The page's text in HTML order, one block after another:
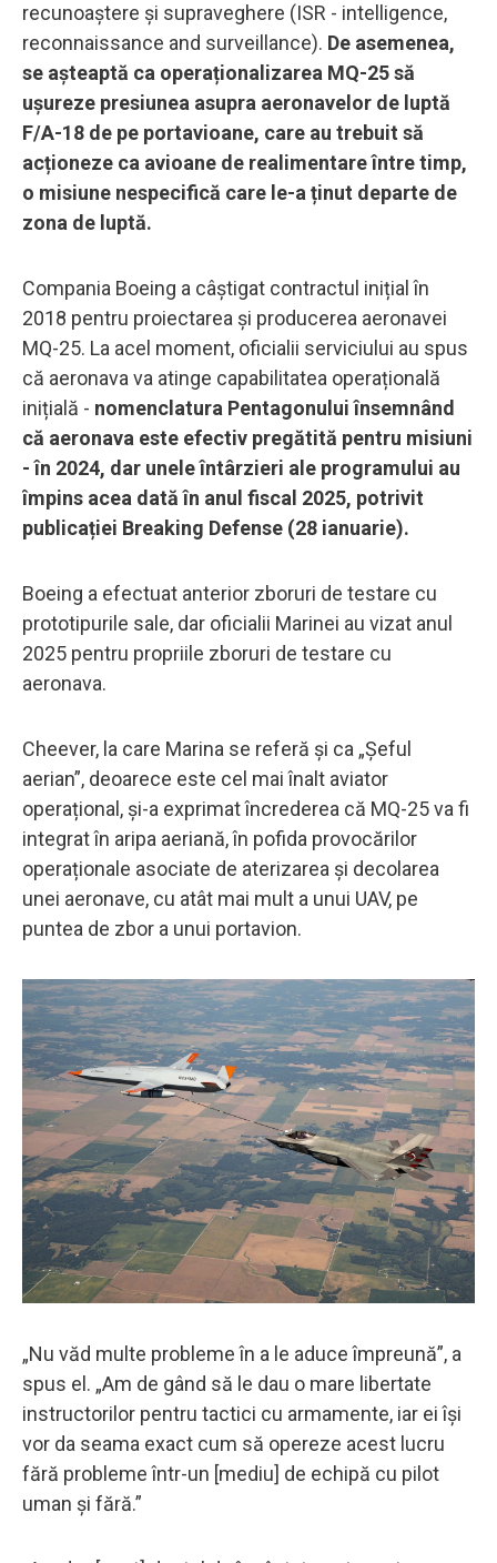
recunoaștere și supraveghere (ISR - intelligence,
reconnaissance and surveillance). De asemenea,
se așteaptă ca operaționalizarea MQ-25 să
ușureze presiunea asupra aeronavelor de luptă
F/A-18 de pe portavioane, care au trebuit să
acționeze ca avioane de realimentare între timp,
o misiune nespecifică care le-a ținut departe de
zona de luptă.
Compania Boeing a câștigat contractul inițial în
2018 pentru proiectarea și producerea aeronavei
MQ-25. La acel moment, oficialii serviciului au spus
că aeronava va atinge capabilitatea operațională
inițială - nomenclatura Pentagonului însemnând
că aeronava este efectiv pregătită pentru misiuni
- în 2024, dar unele întârzieri ale programului au
împins acea dată în anul fiscal 2025, potrivit
publicației Breaking Defense (28 ianuarie).
Boeing a efectuat anterior zboruri de testare cu
prototipurile sale, dar oficialii Marinei au vizat anul
2025 pentru propriile zboruri de testare cu
aeronava.
Cheever, la care Marina se referă și ca „Șeful
aerian”, deoarece este cel mai înalt aviator
operațional, și-a exprimat încrederea că MQ-25 va fi
integrat în aripa aeriană, în pofida provocărilor
operaționale asociate de aterizarea și decolarea
unei aeronave, cu atât mai mult a unui UAV, pe
puntea de zbor a unui portavion.
„Nu văd multe probleme în a le aduce împreună”, a
spus el. „Am de gând să le dau o mare libertate
instructorilor pentru tactici cu armamente, iar ei își
vor da seama exact cum să opereze acest lucru
fără probleme într-un [mediu] de echipă cu pilot
uman și fără.”